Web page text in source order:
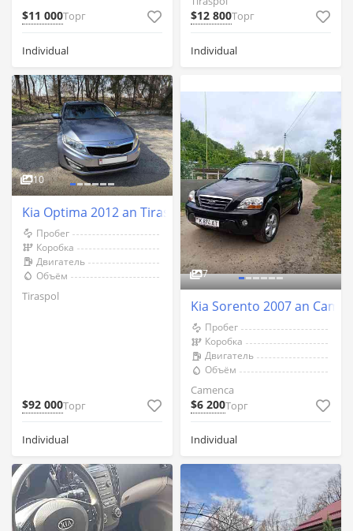
$11 000Торг
Individual
$12 800Торг
Individual
10
Kia Optima 2012 an Tiraspol
Пробег
Коробка
Двигатель
Объём
Tiraspol
$92 000Торг
Individual
7
Kia Sorento 2007 an
Пробег
Коробка
Двигатель
Объём
Camenca
$6 200Торг
Individual